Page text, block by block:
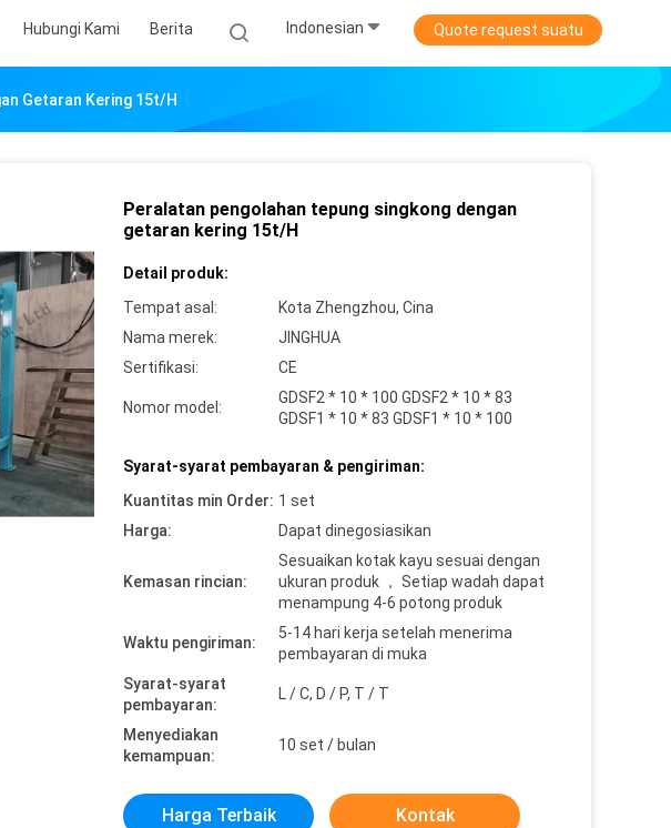
Hubungi Kami Berita Indonesian Quote request suatu
Getaran Kering 15t/H
Peralatan pengolahan tepung singkong dengan
getaran kering 15t/H
Detail produk:
Tempat asal:
Kota Zhengzhou, Cina
Nama merek:
JINGHUA
Sertifikasi:
CE
Nomor model:
GDSF2 * 10 * 100 GDSF2 * 10 * 83
GDSF1 * 10 * 83 GDSF1 * 10 * 100
Syarat-syarat pembayaran & pengiriman:
Kuantitas min Order: 1 set
Harga:
Dapat dinegosiasikan
Kemasan rincian:
Sesuaikan kotak kayu sesuai dengan
ukuran produk ， Setiap wadah dapat
menampung 4-6 potong produk
Waktu pengiriman:
5-14 hari kerja setelah menerima
pembayaran di muka
Syarat-syarat
pembayaran:
L / C, D / P, T / T
Menyediakan
kemampuan:
10 set / bulan
Harga Terbaik Kontak